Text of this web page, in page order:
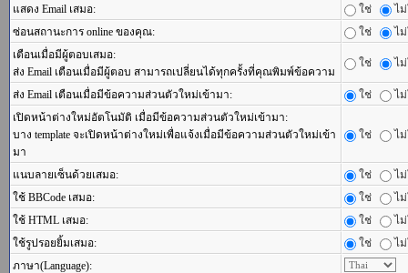
แสดง Email เสมอ: ใช่
ไ
ซ่อนสถานะการ online ของคุณ:
ใช่
ไ
เตือนเมื่อมีผู้ตอบเสมอ:
ส่ง Email เตือนเมื่อมีผู้ตอบ สามารถเปลี่ยนได้ทุกครั้งที่คุณพิมพ์ข้อความ
ใช่ ไ
ส่ง Email เตือนเมื่อมีข้อความส่วนตัวใหม่เข้ามา: ใช่
ไ
เปิดหน้าต่างใหม่อัตโนมัติ เมื่อมีข้อความส่วนตัวใหม่เข้ามา:
บาง template จะเปิดหน้าต่างใหม่เพื่อแจ้งเมื่อมีข้อความส่วนตัวใหม่เข้า
มา
ใช่ ไ
แนบลายเซ็นด้วยเสมอ: ใช่
ไ
ใช้ BBCode เสมอ:
ใช่
ไ
ใช้ HTML เสมอ:
ใช่
ไ
ใช้รูปรอยยิ้มเสมอ:
ใช่
ไ
ภาษา(Language):